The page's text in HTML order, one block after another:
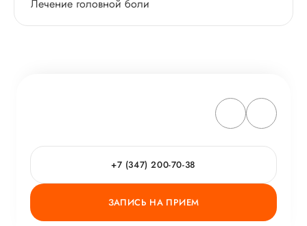
Лечение головной боли
+7 (347) 200-70-38
ЗАПИСЬ НА ПРИЕМ